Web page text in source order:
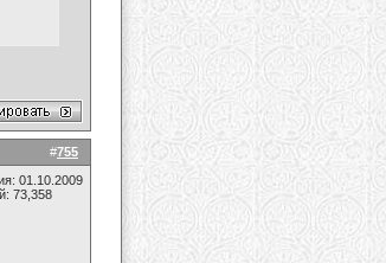
#755
01.10.2009
73,358